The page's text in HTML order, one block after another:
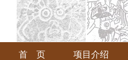
首 页 项目介绍